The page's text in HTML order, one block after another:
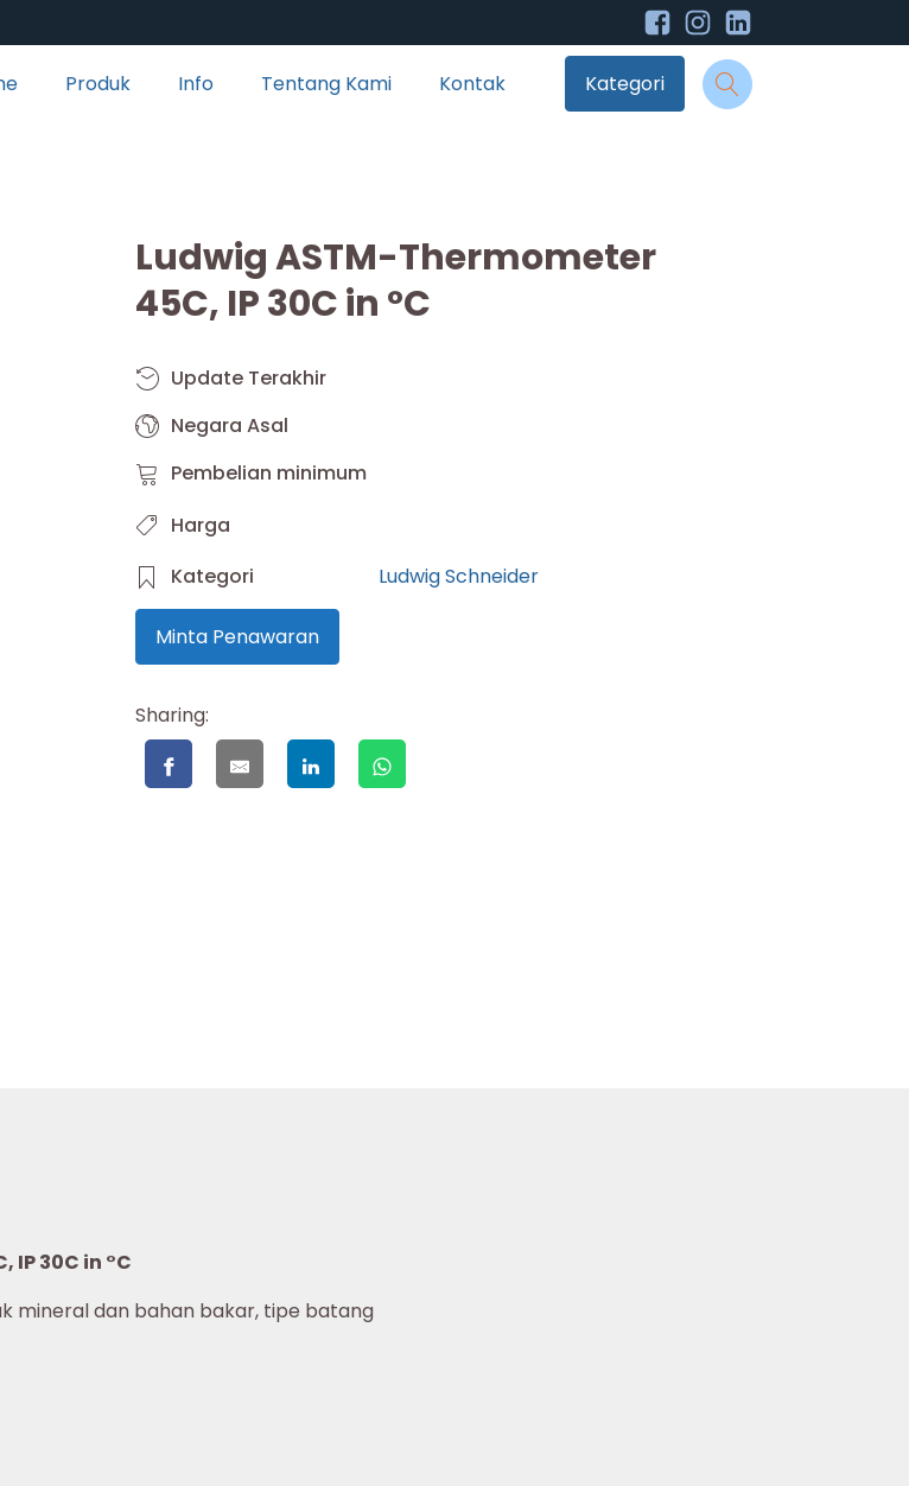
Produk Info Tentang Kami Kontak Kategori
Ludwig ASTM-Thermometer
45C, IP 30C in °C
Update Terakhir
Negara Asal
Pembelian minimum
Harga
Kategori
Ludwig Schneider
Minta Penawaran
Sharing:
IP 30C in °C
mineral dan bahan bakar, tipe batang